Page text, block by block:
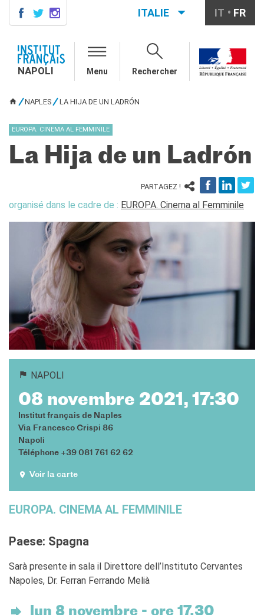
COURS DE FRANÇAIS
DIPLÔMES DELF DALF
Présentation
Culturethèque, bibliothèque
numérique
Ressources
ÉCOLE & UNIVERSITÉ
Coopération universitaire
Étudier en France
QUI SOMMES-NOUS ?
L'équipe
Contacts et horaires
IF Italia
Carte de membre
Nos partenaires
RECHERCHER
ITALIE IT FR
NAPOLI Menu Rechercher
NAPLES LA HIJA DE UN LADRÓN
EUROPA. CINEMA AL FEMMINILE
La Hija de un Ladrón
PARTAGEZ !
organisé dans le cadre de : EUROPA. Cinema al Femminile
NAPOLI
08 novembre 2021, 17:30
Institut français de Naples
Via Francesco Crispi 86
Napoli
Téléphone +39 081 761 62 62
Voir la carte
EUROPA. CINEMA AL FEMMINILE
Paese: Spagna
Sarà presente in sala il Direttore dell’Instituto Cervantes
Napoles, Dr. Ferran Ferrando Melià
lun 8 novembre - ore 17.30